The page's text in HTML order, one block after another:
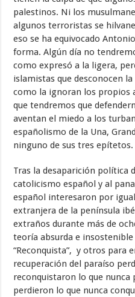
palestinos. Ni los
algunos terroristas se
eso se ha equivocado
forma. Algún día no
como expresó a la ligera,
islamistas que desconocen
como la ignoran los propios
que tendremos que
aventan el miedo a los
españolismo de la Una,
ninguno de sus tres epítetos.
Tras la desaparición política
catolicismo español y al
español interesaron por
extranjera de la península
extraños durante más de
teoría absurda e
“Reconquista”, y otros para
recuperación del paraíso
reconquistaron lo que
perdieron lo que nunca